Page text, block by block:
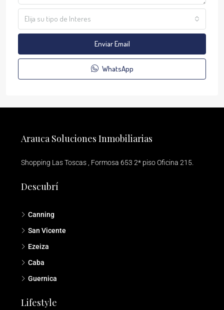
Elija su tipo de Interes
Enviar Email
WhatsApp
Arauca Soluciones Inmobiliarias
Shopping Las Toscas , Formosa 653 2* piso Oficina 215.
Descubrí
Canning
San Vicente
Ezeiza
Caba
Guernica
Lifestyle